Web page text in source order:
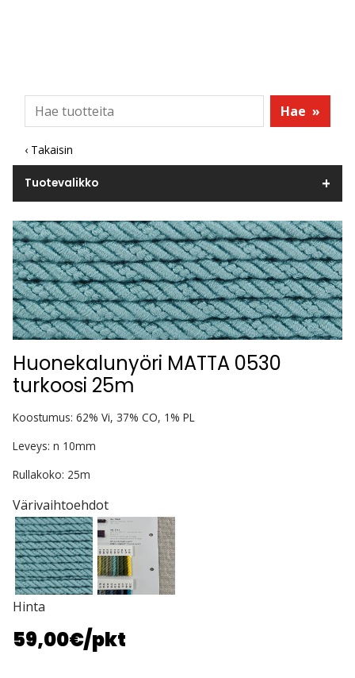
Hae »
‹ Takaisin
Tuotevalikko
Huonekalunyöri MATTA 0530
turkoosi 25m
Koostumus: 62% Vi, 37% CO, 1% PL
Leveys: n 10mm
Rullakoko: 25m
Värivaihtoehdot
Hinta
59,00€/pkt